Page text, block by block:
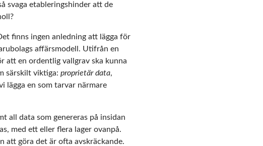
svaga etableringshinder att de
finns ingen anledning att lägga för
affärsmodell. Utifrån en
att en ordentlig vallgrav ska kunna
särskilt viktiga: proprietär data,
lägga en som tarvar närmare
all data som genereras på insidan
med ett eller flera lager ovanpå.
att göra det är ofta avskräckande.